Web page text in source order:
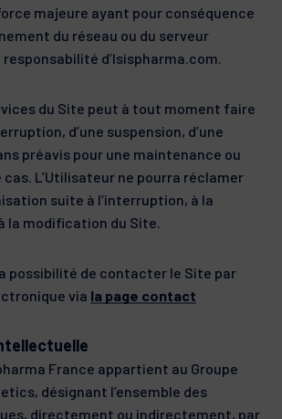
majeure ayant pour conséquence
du réseau ou du serveur
responsabilité d’Isispharma.com.
du Site peut à tout moment faire
d’une suspension, d’une
préavis pour une maintenance ou
L’Utilisateur ne pourra réclamer
suite à l’interruption, à la
la modification du Site.
possibilité de contacter le Site par
via la page contact
France appartient au Groupe
désignant l’ensemble des
directement ou indirectement, par